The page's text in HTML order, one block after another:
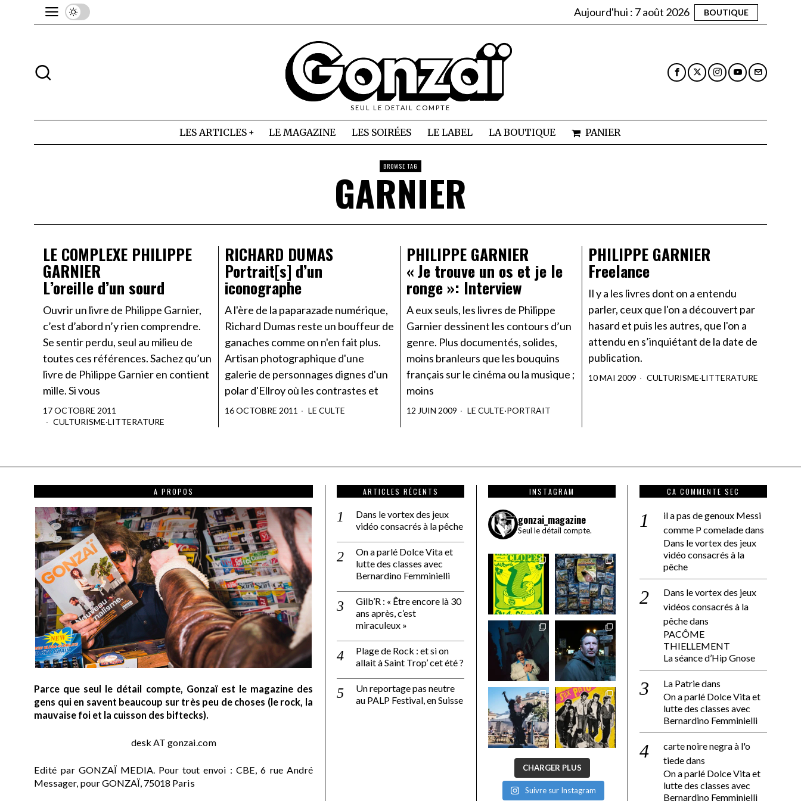
Aujourd'hui : 7 août 2026 BOUTIQUE
SEUL LE DETAIL COMPTE
LES ARTICLES LE MAGAZINE LES SOIRÉES LE LABEL LA BOUTIQUE PANIER
BROWSE TAG
GARNIER
LE COMPLEXE PHILIPPE
GARNIER
L’oreille d’un sourd
Ouvrir un livre de Philippe Garnier,
c’est d’abord n’y rien comprendre.
Se sentir perdu, seul au milieu de
toutes ces références. Sachez qu’un
livre de Philippe Garnier en contient
mille. Si vous
17 OCTOBRE 2011
CULTURISME·LITTERATURE
RICHARD DUMAS
Portrait[s] d’un
iconographe
A l'ère de la paparazade numérique,
Richard Dumas reste un bouffeur de
ganaches comme on n'en fait plus.
Artisan photographique d'une
galerie de personnages dignes d'un
polar d'Ellroy où les contrastes et
16 OCTOBRE 2011 LE CULTE
PHILIPPE GARNIER
« Je trouve un os et je le
ronge »: Interview
A eux seuls, les livres de Philippe
Garnier dessinent les contours d’un
genre. Plus documentés, solides,
moins branleurs que les bouquins
français sur le cinéma ou la musique ;
moins
12 JUIN 2009 LE CULTE·PORTRAIT
PHILIPPE GARNIER
Freelance
Il y a les livres dont on a entendu
parler, ceux que l'on a découvert par
hasard et puis les autres, que l'on a
attendu en s’inquiétant de la date de
publication.
10 MAI 2009 CULTURISME·LITTERATURE
A PROPOS
Parce que seul le détail compte, Gonzaï est le magazine des
gens qui en savent beaucoup sur très peu de choses (le rock, la
mauvaise foi et la cuisson des biftecks).
desk AT gonzai.com
Edité par GONZAÏ MEDIA. Pour tout envoi : CBE, 6 rue André
Messager, pour GONZAÏ, 75018 Paris
ARTICLES RÉCENTS
Dans le vortex des jeux
vidéo consacrés à la pêche
On a parlé Dolce Vita et
lutte des classes avec
Bernardino Femminielli
Gilb’R : « Être encore là 30
ans après, c’est
miraculeux »
Plage de Rock : et si on
allait à Saint Trop’ cet été ?
Un reportage pas neutre
au PALP Festival, en Suisse
INSTAGRAM
gonzai_magazine
Seul le détail compte.
CHARGER PLUS
Suivre sur Instagram
CA COMMENTE SEC
il a pas de genoux Messi
comme P comeladedans
Dans le vortex des jeux
vidéo consacrés à la
pêche
Dans le vortex des jeux
vidéos consacrés à la
pêchedans
PACÔME
THIELLEMENT
La séance d’Hip Gnose
La Patriedans
On a parlé Dolce Vita et
lutte des classes avec
Bernardino Femminielli
carte noire negra à l'o
tiededans
On a parlé Dolce Vita et
lutte des classes avec
Bernardino Femminielli